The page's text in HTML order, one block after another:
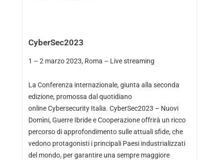
CyberSec2023
1 – 2 marzo 2023, Roma – Live streaming
La Conferenza internazionale, giunta alla seconda
edizione, promossa dal quotidiano
online Cybersecurity Italia. CyberSec2023 – Nuovi
Domìni, Guerre Ibride e Cooperazione offrirà un ricco
percorso di approfondimento sulle attuali sfide, che
vedono protagonisti i principali Paesi industrializzati
del mondo, per garantire una sempre maggiore